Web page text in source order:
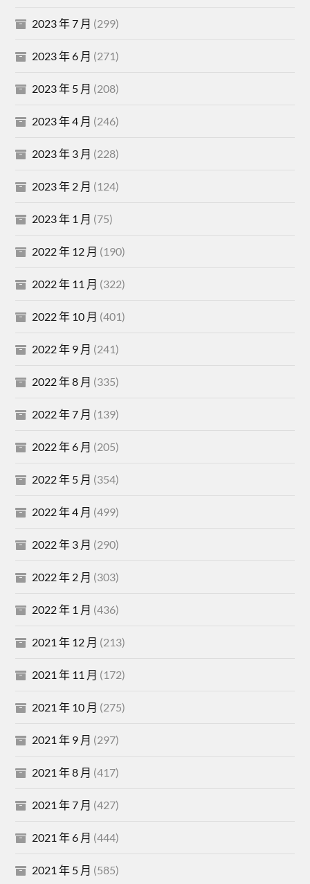
2023 年 7 月 (299)
2023 年 6 月 (271)
2023 年 5 月 (208)
2023 年 4 月 (246)
2023 年 3 月 (228)
2023 年 2 月 (124)
2023 年 1 月 (75)
2022 年 12 月 (190)
2022 年 11 月 (322)
2022 年 10 月 (401)
2022 年 9 月 (241)
2022 年 8 月 (335)
2022 年 7 月 (139)
2022 年 6 月 (205)
2022 年 5 月 (354)
2022 年 4 月 (499)
2022 年 3 月 (290)
2022 年 2 月 (303)
2022 年 1 月 (436)
2021 年 12 月 (213)
2021 年 11 月 (172)
2021 年 10 月 (275)
2021 年 9 月 (297)
2021 年 8 月 (417)
2021 年 7 月 (427)
2021 年 6 月 (444)
2021 年 5 月 (585)